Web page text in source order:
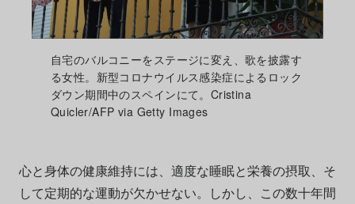
自宅のバルコニーをステージに変え、歌を披露す
る女性。新型コロナウイルス感染症によるロック
ダウン期間中のスペインにて。Cristina
Quicler/AFP via Getty Images
心と身体の健康維持には、適度な睡眠と栄養の摂取、そ
して定期的な運動が欠かせない。しかし、この数十年間